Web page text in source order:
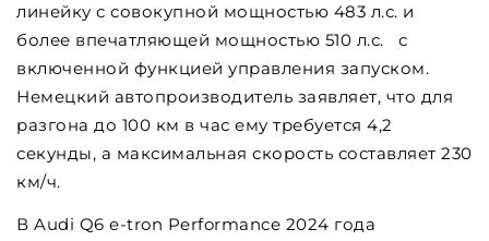
линейку с совокупной мощностью 483 л.с. и
более впечатляющей мощностью 510 л.с. с
включенной функцией управления запуском.
Немецкий автопроизводитель заявляет, что для
разгона до 100 км в час ему требуется 4,2
секунды, а максимальная скорость составляет 230
км/ч.
В Audi Q6 e-tron Performance 2024 года